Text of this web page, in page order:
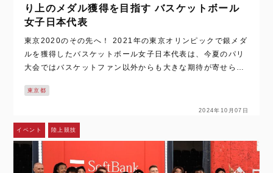
り上のメダル獲得を目指す バスケットボール
女子日本代表
東京2020のその先へ！ 2021年の東京オリンピックで銀メダ
ルを獲得したバスケットボール女子日本代表は、今夏のパリ
大会ではバスケットファン以外からも大きな期待が寄せられ
東京都
2024年10月07日
イベント 陸上競技